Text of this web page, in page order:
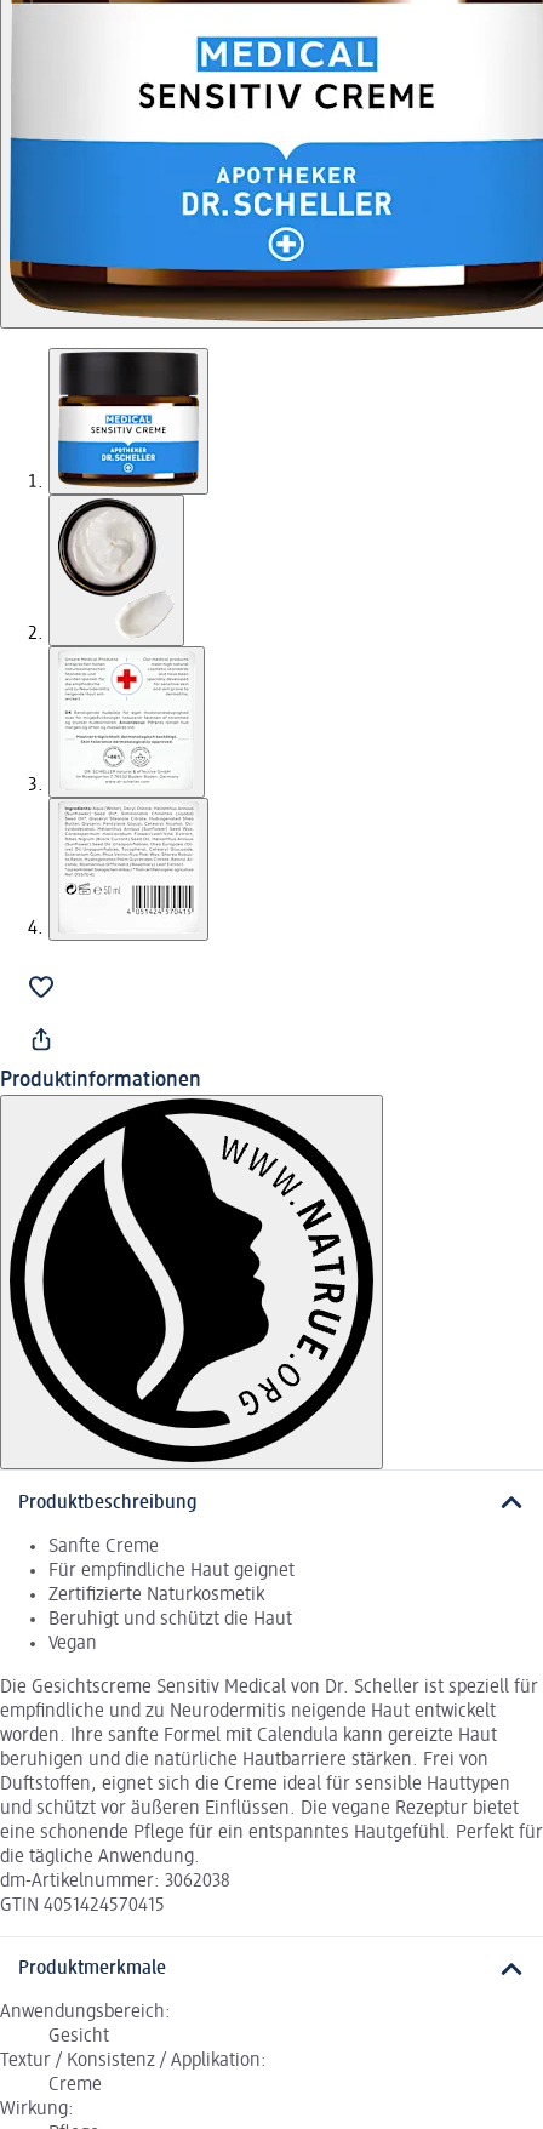
Produktinformationen
Produktbeschreibung
Sanfte Creme
Für empfindliche Haut geignet
Zertifizierte Naturkosmetik
Beruhigt und schützt die Haut
Vegan
Die Gesichtscreme Sensitiv Medical von Dr. Scheller ist speziell für
empfindliche und zu Neurodermitis neigende Haut entwickelt
worden. Ihre sanfte Formel mit Calendula kann gereizte Haut
beruhigen und die natürliche Hautbarriere stärken. Frei von
Duftstoffen, eignet sich die Creme ideal für sensible Hauttypen
und schützt vor äußeren Einflüssen. Die vegane Rezeptur bietet
eine schonende Pflege für ein entspanntes Hautgefühl. Perfekt für
die tägliche Anwendung.
dm-Artikelnummer: 3062038
GTIN 4051424570415
Produktmerkmale
Anwendungsbereich:
Gesicht
Textur / Konsistenz / Applikation:
Creme
Wirkung: